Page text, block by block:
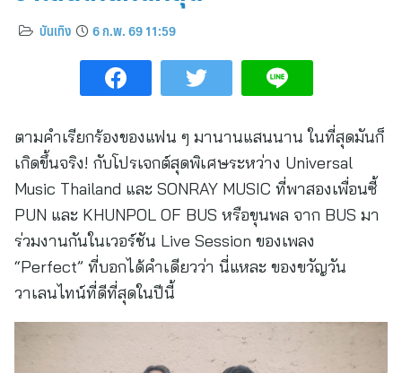
บันเทิง 6 ก.พ. 69 11:59
ตามคำเรียกร้องของแฟน ๆ มานานแสนนาน ในที่สุดมันก็
เกิดขึ้นจริง! กับโปรเจกต์สุดพิเศษระหว่าง Universal
Music Thailand และ SONRAY MUSIC ที่พาสองเพื่อนซี้
PUN และ KHUNPOL OF BUS หรือขุนพล จาก BUS มา
ร่วมงานกันในเวอร์ชัน Live Session ของเพลง
“Perfect” ที่บอกได้คำเดียวว่า นี่แหละ ของขวัญวัน
วาเลนไทน์ที่ดีที่สุดในปีนี้